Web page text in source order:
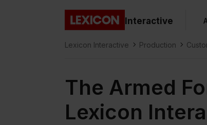
Gå direkt till huvudinnehållet
Lexicon
Interactive
Lexicon Interactive Production
The Armed
Lexicon